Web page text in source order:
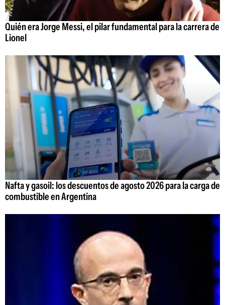
Quién era Jorge Messi, el pilar fundamental para la carrera de
Lionel
Nafta y gasoil: los descuentos de agosto 2026 para la carga de
combustible en Argentina